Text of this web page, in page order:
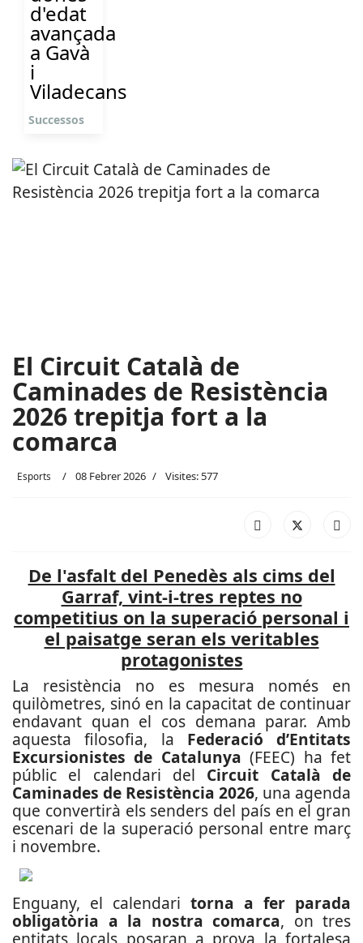
d'edat
avançada
a Gavà
i
Viladecans
Successos
El Circuit Català de
Caminades de Resistència
2026 trepitja fort a la
comarca
Esports 08 Febrer 2026 Visites: 577
De l'asfalt del Penedès als cims del
Garraf, vint-i-tres reptes no
competitius on la superació personal i
el paisatge seran els veritables
protagonistes
La resistència no es mesura només en
quilòmetres, sinó en la capacitat de continuar
endavant quan el cos demana parar. Amb
aquesta filosofia, la Federació d’Entitats
Excursionistes de Catalunya(FEEC) ha fet
públic el calendari del Circuit Català de
Caminades de Resistència 2026, una agenda
que convertirà els senders del país en el gran
escenari de la superació personal entre març
i novembre.
Enguany, el calendari torna a fer parada
obligatòria a la nostra comarca, on tres
entitats locals posaran a prova la fortalesa